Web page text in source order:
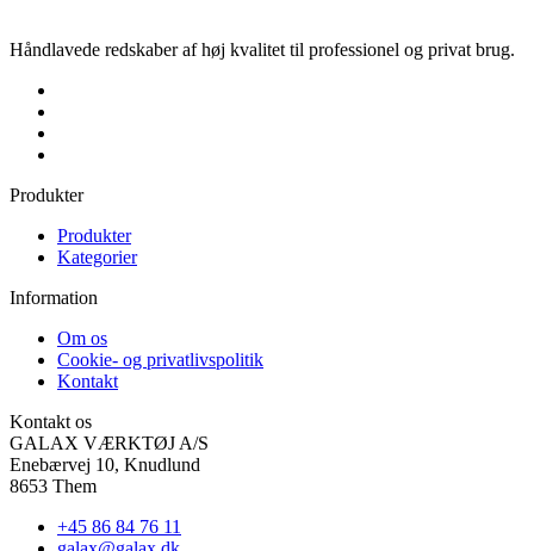
Håndlavede redskaber af høj kvalitet til professionel og privat brug.
Produkter
Produkter
Kategorier
Information
Om os
Cookie- og privatlivspolitik
Kontakt
Kontakt os
GALAX VÆRKTØJ A/S
Enebærvej 10, Knudlund
8653 Them
+45 86 84 76 11